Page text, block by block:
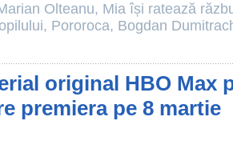
Olteanu, Mia își ratează
, Pororoca, Bogdan
original HBO Max
premiera pe 8 martie